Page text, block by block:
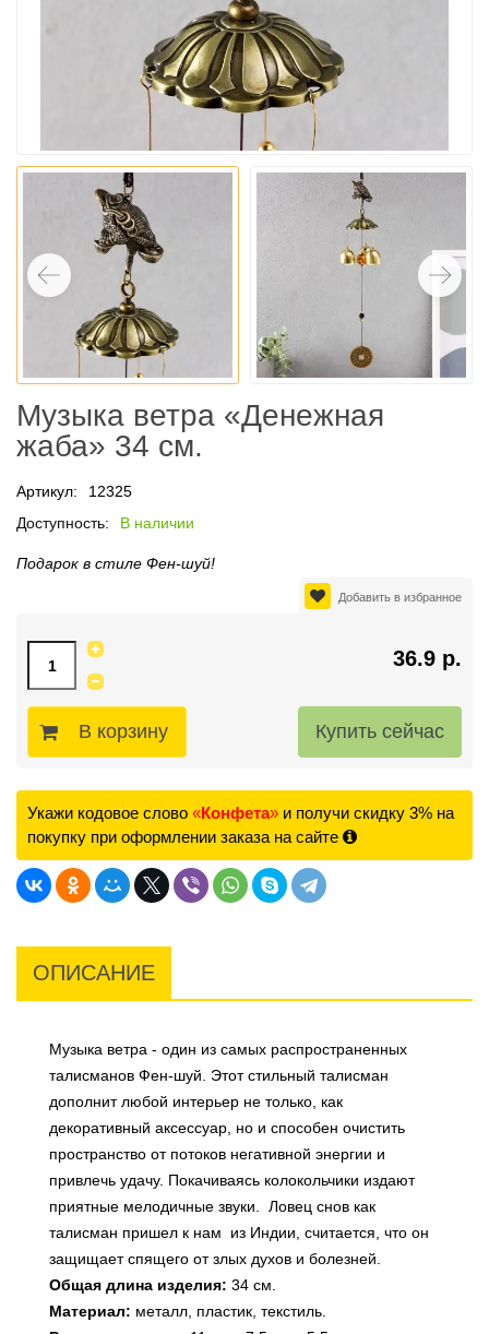
Музыка ветра «Денежная
жаба» 34 см.
Артикул:
12325
Доступность:
В наличии
Подарок в стиле Фен-шуй!
Добавить в избранное
36.9 р.
В корзину
Укажи кодовое слово «Конфета» и получи скидку 3% на
покупку при оформлении заказа на сайте
ОПИСАНИЕ
Музыка ветра - один из самых распространенных
талисманов Фен-шуй. Этот стильный талисман
дополнит любой интерьер не только, как
декоративный аксессуар, но и способен очистить
пространство от потоков негативной энергии и
привлечь удачу. Покачиваясь колокольчики издают
приятные мелодичные звуки. Ловец снов как
талисман пришел к нам из Индии, считается, что он
защищает спящего от злых духов и болезней.
Общая длина изделия: 34 см.
Материал: металл, пластик, текстиль.